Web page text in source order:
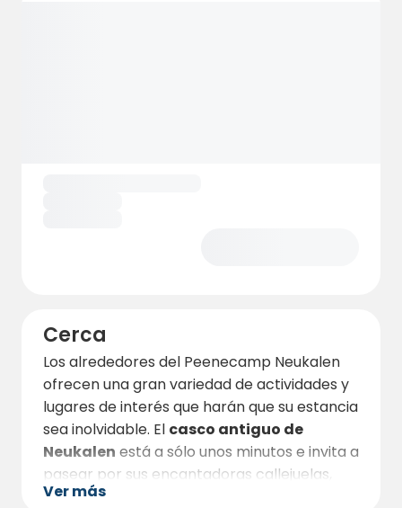
Cerca
Los alrededores del Peenecamp Neukalen
ofrecen una gran variedad de actividades y
lugares de interés que harán que su estancia
sea inolvidable. El casco antiguo de
Neukalen está a sólo unos minutos e invita a
pasear por sus encantadoras callejuelas,
restaurantes y cafeterías. La conocida
Ver más